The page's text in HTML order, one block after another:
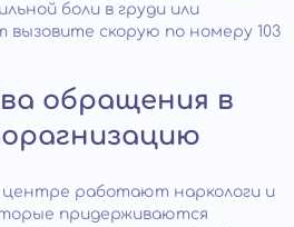
боли в груди или
вызовите скорую по номеру 103
обращения в
работают наркологи и
придерживаются